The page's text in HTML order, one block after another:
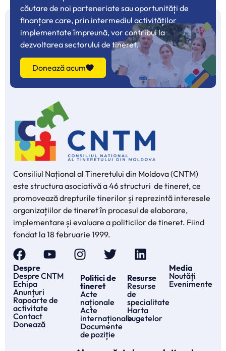
căutare de noi parteneriate sau oportunități de
finanțare care, prin intermediul activităților
implementate împreună, vor contribui la
dezvoltarea sectorului de tineret.
Donează acum
Consiliul Național al Tineretului din Moldova (CNTM)
este structura asociativă a 46 structuri de tineret, ce
promovează drepturile tinerilor și reprezintă interesele
organizațiilor de tineret în procesul de elaborare,
implementare și evaluare a politicilor de tineret. Fiind
fondat la 18 februarie 1999.
Despre
Despre CNTM
Echipa
Anunțuri
Rapoarte de
activitate
Contact
Donează
Politici de
tineret
Acte
naționale
Acte
internaționale
Documente
de poziție
Resurse
Resurse
de
specialitate
Harta
bugetelor
Media
Noutăți
Evenimente